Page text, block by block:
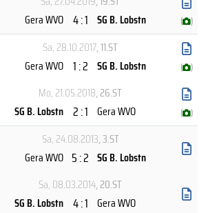
Gera WVO 4 : 1 SG B. Lobstn ( )
Sa, 28.10.2017, 11.ST
Gera WVO 1 : 2 SG B. Lobstn ( )
Mo, 21.05.2018, 26.ST
SG B. Lobstn 2 : 1 Gera WVO ( )
Sa, 24.08.2013, 3.ST
Gera WVO 5 : 2 SG B. Lobstn
Sa, 08.03.2014, 20.ST
SG B. Lobstn 4 : 1 Gera WVO